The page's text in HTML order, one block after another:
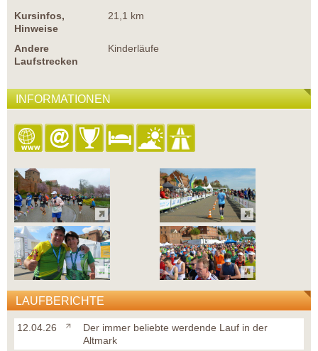
Kursinfos,
Hinweise
21,1 km
Andere
Laufstrecken
Kinderläufe
INFORMATIONEN
LAUFBERICHTE
12.04.26
Der immer beliebte werdende Lauf in der
Altmark